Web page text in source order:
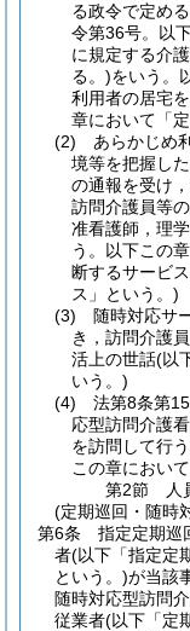
る政令で定め
令第36号。以
に規定する介
る。)をいう。
利用者の居宅
章において「
(2)
あらかじめ
境等を把握し
の通報を受け
訪問介護員等
准看護師，理
う。以下この
断するサービス
ス」という。)
(3)
随時対応サ
き，訪問介護
活上の世話(以
いう。)
(4)
法第8条第
応型訪問介護
を訪問して行
この章におい
第2節
人
(定期巡回・随時
第6条
指定定期巡
者(以下「指定定
という。)が当該
随時対応型訪問
従業者(以下「定